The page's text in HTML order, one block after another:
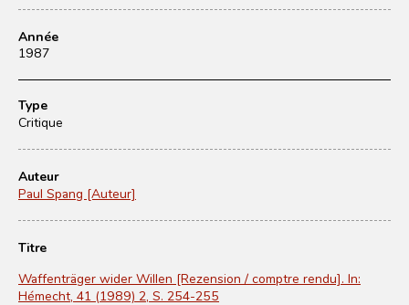
Année
1987
Type
Critique
Auteur
Paul Spang [Auteur]
Titre
Waffenträger wider Willen [Rezension / comptre rendu]. In:
Hémecht, 41 (1989) 2, S. 254-255